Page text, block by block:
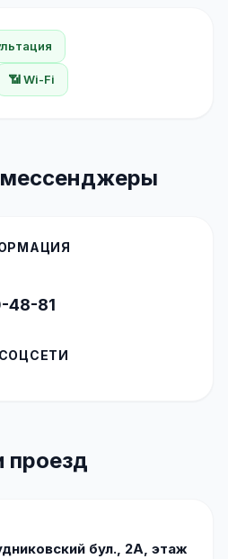
📶 Wi-Fi
48-81
проезд
бул., 2А, этаж